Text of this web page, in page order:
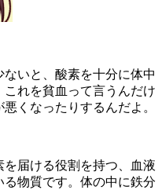
いと、酸素を十分に体中
れを貧血って言うんだけ
くなったりするんだよ。
を届ける役割を持つ、血液
物質です。体の中に鉄分